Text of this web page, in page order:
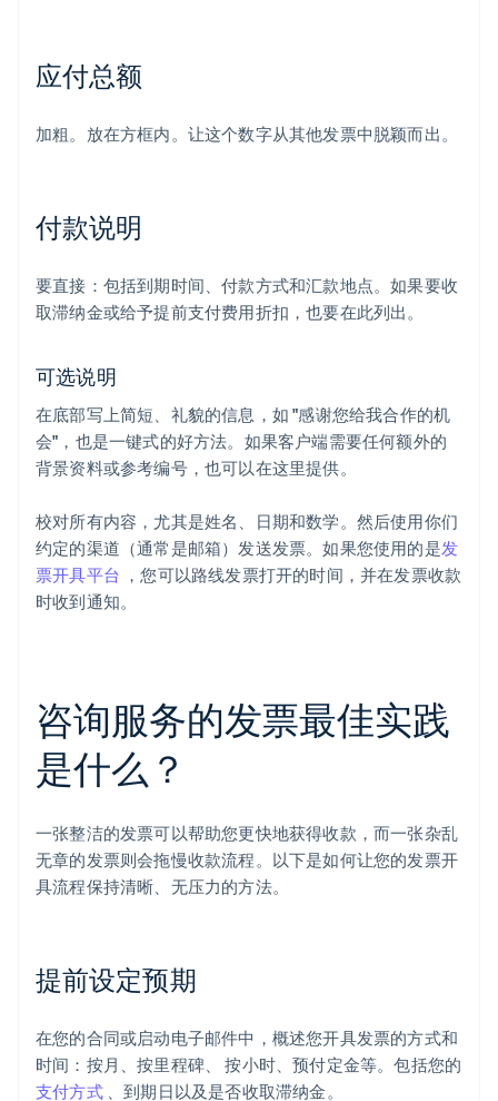
应付总额
加粗。放在方框内。让这个数字从其他发票中脱颖而出。
付款说明
要直接：包括到期时间、付款方式和汇款地点。如果要收
取滞纳金或给予提前支付费用折扣，也要在此列出。
可选说明
在底部写上简短、礼貌的信息，如 "感谢您给我合作的机
会"，也是一键式的好方法。如果客户端需要任何额外的
背景资料或参考编号，也可以在这里提供。
校对所有内容，尤其是姓名、日期和数学。然后使用你们
约定的渠道（通常是邮箱）发送发票。如果您使用的是发
票开具平台 ，您可以路线发票打开的时间，并在发票收款
时收到通知。
咨询服务的发票最佳实践
是什么？
一张整洁的发票可以帮助您更快地获得收款，而一张杂乱
无章的发票则会拖慢收款流程。以下是如何让您的发票开
具流程保持清晰、无压力的方法。
提前设定预期
在您的合同或启动电子邮件中，概述您开具发票的方式和
时间：按月、按里程碑、 按小时、预付定金等。包括您的
支付方式、到期日以及是否收取滞纳金。